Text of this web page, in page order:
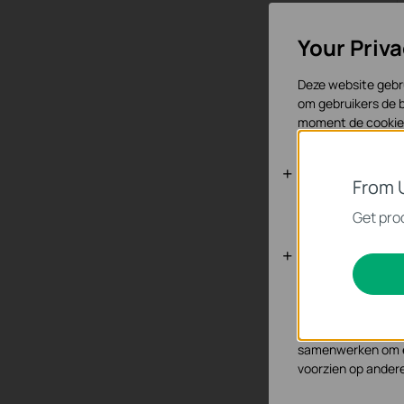
From
Get
Your
Deze website
om gebruikers de
moment de
Analyse
Cookies voor
samenwerken
voorzien op